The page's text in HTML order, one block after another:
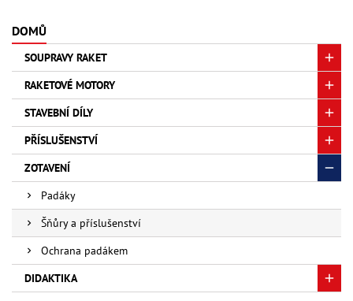
DOMŮ
SOUPRAVY RAKET
RAKETOVÉ MOTORY
STAVEBNÍ DÍLY
PŘÍSLUŠENSTVÍ
ZOTAVENÍ
Padáky
Šňůry a příslušenství
Ochrana padákem
DIDAKTIKA